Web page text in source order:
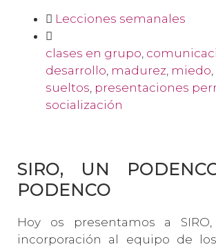
Lecciones semanales
clases en grupo
desarrollo madurez miedo
sueltos presentaciones
socialización
SIRO, UN
PODENCO
Hoy os presentamos a
incorporación al equipo de